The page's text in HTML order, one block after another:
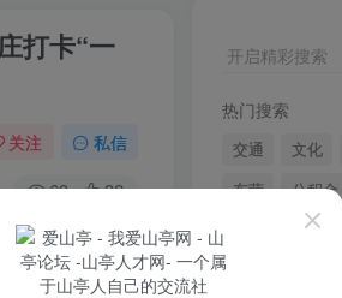
打卡“一
关注 私信
63 32
开启精彩搜索
热门搜索
交通 文化
东营
公积金
电子科技大学